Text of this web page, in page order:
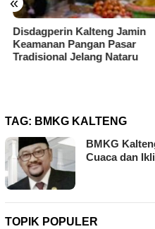
Disdagperin Kalteng Jamin
Keamanan Pangan Pasar
Tradisional Jelang Nataru
TAG: BMKG KALTENG
BMKG
Cuaca dan
TOPIK POPULER